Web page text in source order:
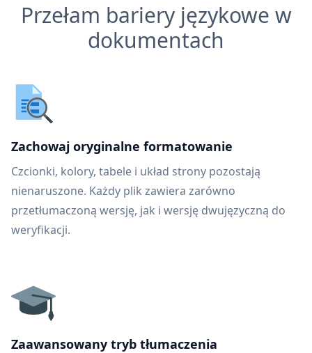
Przełam bariery językowe w
dokumentach
Zachowaj oryginalne formatowanie
Czcionki, kolory, tabele i układ strony pozostają
nienaruszone. Każdy plik zawiera zarówno
przetłumaczoną wersję, jak i wersję dwujęzyczną do
weryfikacji.
Zaawansowany tryb tłumaczenia